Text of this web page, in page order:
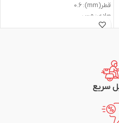
قطر(mm): 0.6
هادی: مس
عایق: PVC
برند: رسانا کابل
سریع